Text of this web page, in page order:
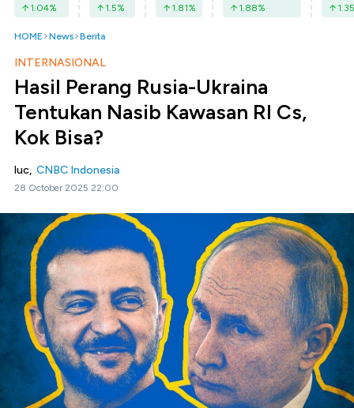
1.04% 1.5% 1.81% 1.88% 1.35
HOME News Berita
INTERNASIONAL
Hasil Perang Rusia-Ukraina
Tentukan Nasib Kawasan RI Cs,
Kok Bisa?
luc, CNBC Indonesia
28 October 2025 22:00